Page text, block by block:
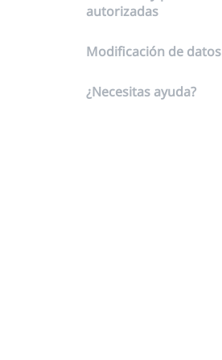
autorizadas
Modificación de datos
¿Necesitas ayuda?